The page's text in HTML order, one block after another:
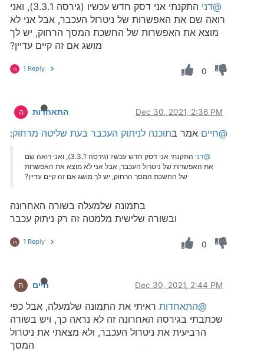
@דני
התקנתי אני דסק חדש עכשיו (גירסה 3.3.1), ואני
רואה שם את האפשרות של ניטרול העכבר, אבל אני לא
מוצא את האפשרות של החשכת המסך הרחוק, יש לך
מושג אם זה קיים עדיין?
ה 1 Reply 0
ה התאחדות Dec 30, 2021, 2:36 PM
@חיים אמר בתוכנה לניתוק העכבר בעת שליטה מרחוק:
@דני
התקנתי אני דסק חדש עכשיו (גירסה 3.3.1), ואני רואה שם
את האפשרות של ניטרול העכבר, אבל אני לא מוצא את האפשרות
של החשכת המסך הרחוק, יש לך מושג אם זה קיים עדיין?
בתמונה שלמעלה בשורה האחרונה
ובשורה שלישית מלמטה זה רק ניתוק עכבר
ח 1 Reply 0
ח חיים Dec 30, 2021, 2:44 PM
@התאחדות ראיתי את התמונה שלמעלה, אבל כפי
שכתבתי בגירסה האחרונה זה לא נראה כך, ויש בשורה
הרביעית את ניטרול העכבר, ולא מצאתי את ניטרול
המסך